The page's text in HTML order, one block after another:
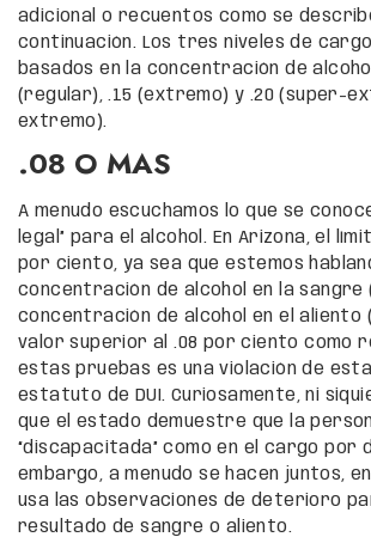
adicional o recuentos como se
continuación. Los tres niveles de
basados en la concentración de
(regular), .15 (extremo) y .20 (super-
extremo).
.08 O MAS
A menudo escuchamos lo que se
legal” para el alcohol. En Arizona, el
por ciento, ya sea que estemos
concentración de alcohol en la sangre
concentración de alcohol en el aliento
valor superior al .08 por ciento como
estas pruebas es una violación de
estatuto de DUI. Curiosamente, ni
que el estado demuestre que la
“discapacitada” como en el cargo por
embargo, a menudo se hacen juntos,
usa las observaciones de deterioro
resultado de sangre o aliento.